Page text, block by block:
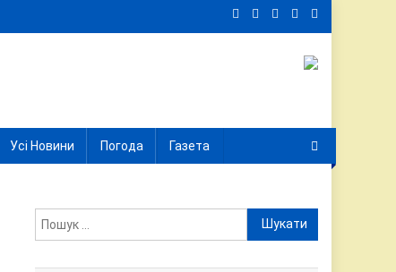
Усі Новини Погода Газета
Пошук: